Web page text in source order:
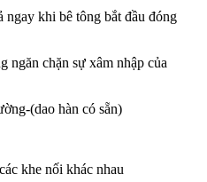
khi bê tông bắt đầu đóng
ngăn chặn sự xâm nhập của
(dao hàn có sẵn)
khe nối khác nhau